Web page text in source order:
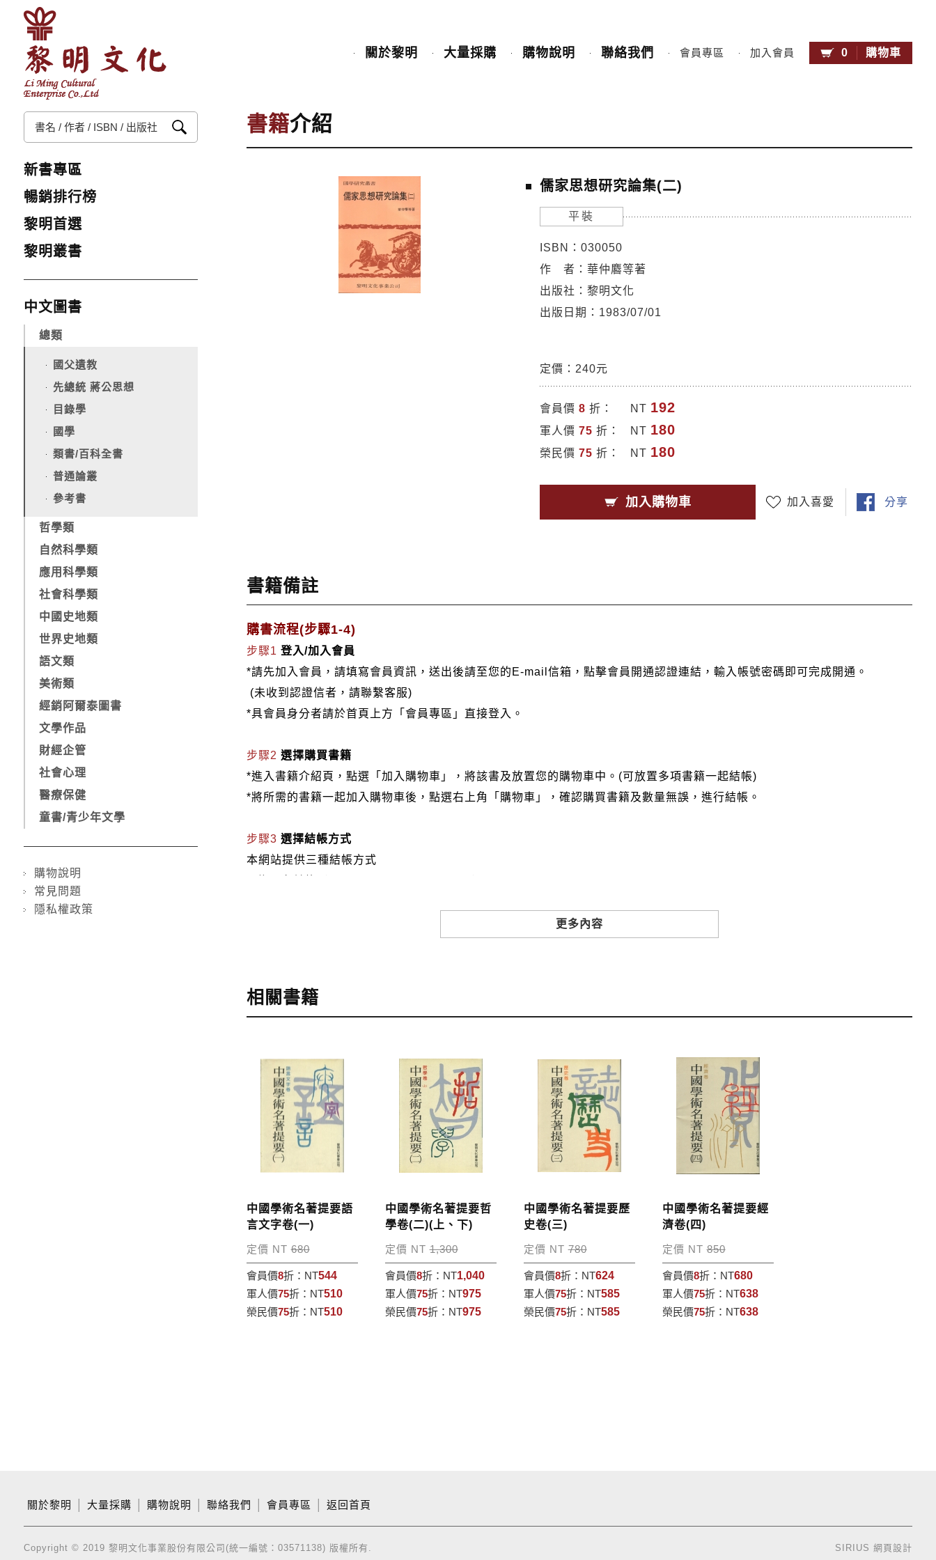
關於黎明 大量採購 購物說明 聯絡我們 會員專區 加入會員 0 購物車
新書專區
暢銷排行榜
黎明首選
黎明叢書
中文圖書
總類
國父遺教
先總統 蔣公思想
目錄學
國學
類書/百科全書
普通論叢
參考書
哲學類
自然科學類
應用科學類
社會科學類
中國史地類
世界史地類
語文類
美術類
經銷阿爾泰圖書
文學作品
財經企管
社會心理
醫療保健
童書/青少年文學
購物說明
常見問題
隱私權政策
書籍介紹
儒家思想研究論集(二)
平裝
ISBN：030050
作 者：華仲麔等著
出版社：黎明文化
出版日期：1983/07/01
定價：240元
會員價8 折： NT 192
軍人價75 折： NT 180
榮民價75 折： NT 180
加入購物車 加入喜愛 分享
書籍備註
購書流程(步驟1-4)
步驟1 登入/加入會員
*請先加入會員，請填寫會員資訊，送出後請至您的E-mail信箱，點擊會員開通認證連結，輸入帳號密碼即可完成開通。
(未收到認證信者，請聯繫客服)
*具會員身分者請於首頁上方「會員專區」直接登入。
步驟2 選擇購買書籍
*進入書籍介紹頁，點選「加入購物車」，將該書及放置您的購物車中。(可放置多項書籍一起結帳)
*將所需的書籍一起加入購物車後，點選右上角「購物車」，確認購買書籍及數量無誤，進行結帳。
步驟3 選擇結帳方式
本網站提供三種結帳方式
3.郵局劃撥: 選擇郵局劃撥時，請於三日內至郵局填寫劃撥單，匯款者大名請填寫跟訂購者大名一致，以利核銷作業。
訂購完成後，可至會員專區查詢「我的訂單」，查詢訂單處理的狀態。
，訂購後48小時內回覆運費於訂單中。
*離島及海外地區的運費將由專人估價，訂購後48小時內回覆運費於訂單中，請至會員專區查詢「我的訂單」
問題請洽客服中心。
寄送說明:
付款完成後，本公司將於七日內以郵寄方式寄送到您所指定的地點。
更多內容
相關書籍
中國學術名著提要語
言文字卷(一)
定價 NT680
會員價8折： NT544
軍人價75折： NT510
榮民價75折： NT510
中國學術名著提要哲
學卷(二)(上、下)
定價 NT1,300
會員價8折： NT1,040
軍人價75折： NT975
榮民價75折： NT975
中國學術名著提要歷
史卷(三)
定價 NT780
會員價8折： NT624
軍人價75折： NT585
榮民價75折： NT585
中國學術名著提要經
濟卷(四)
定價 NT850
會員價8折： NT680
軍人價75折： NT638
榮民價75折： NT638
關於黎明 大量採購 購物說明 聯絡我們 會員專區 返回首頁
Copyright © 2019 黎明文化事業股份有限公司(統一編號：03571138) 版權所有. SIRIUS 網頁設計